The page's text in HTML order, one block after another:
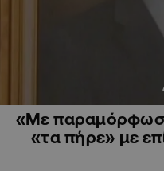
«Με
«τα πήρε» με